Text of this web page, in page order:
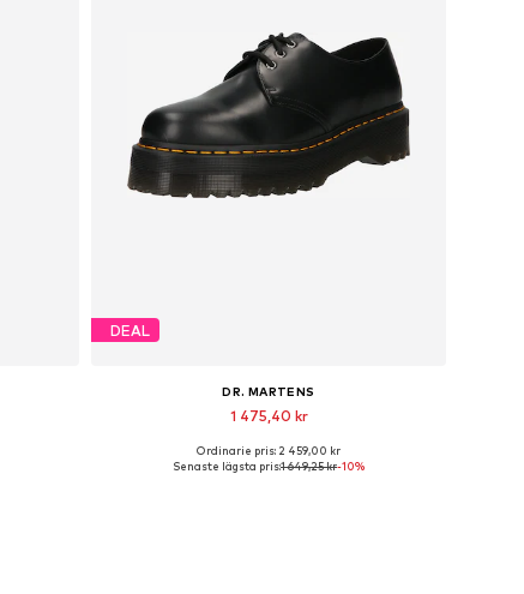
DEAL
DR. MARTENS
1 475,40 kr
Tillgänglig i många storlekar
Ordinarie pris: 2 459,00 kr
Senaste lägsta pris:1 649,25 kr-10%